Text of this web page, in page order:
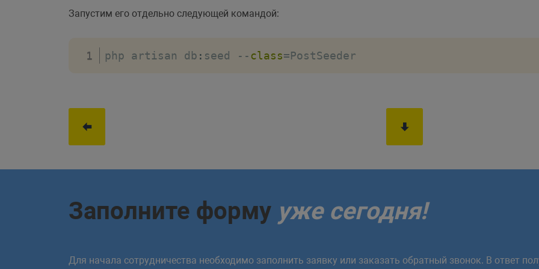
Запустим его отдельно следующей командой:
php artisan db : seed --class=PostSeeder
Заполните форму уже сегодня!
Для начала сотрудничества необходимо заполнить заявку или заказать обратный звонок. В ответ